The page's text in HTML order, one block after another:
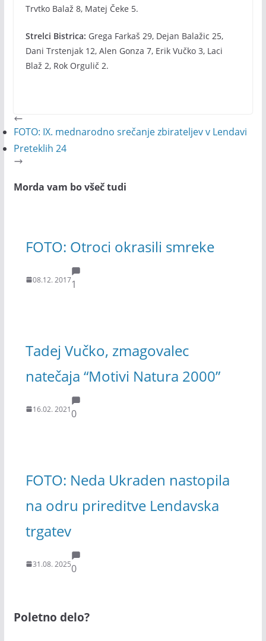
Trvtko Balaž 8, Matej Čeke 5.
Strelci Bistrica: Grega Farkaš 29, Dejan Balažic 25,
Dani Trstenjak 12, Alen Gonza 7, Erik Vučko 3, Laci
Blaž 2, Rok Orgulič 2.
FOTO: IX. mednarodno srečanje zbirateljev v Lendavi
Preteklih 24
Morda vam bo všeč tudi
FOTO: Otroci okrasili smreke
08.12. 20171
Tadej Vučko, zmagovalec
natečaja “Motivi Natura 2000”
16.02. 20210
FOTO: Neda Ukraden nastopila
na odru prireditve Lendavska
trgatev
31.08. 20250
Poletno delo?